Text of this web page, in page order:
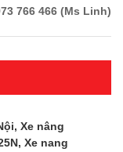
766 466 (Ms Linh)
, Xe nâng
, Xe nang